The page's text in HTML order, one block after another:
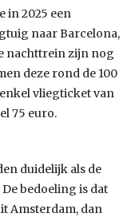
in 2025 een
naar Barcelona,
nachttrein zijn nog
deze rond de 100
vliegticket van
75 euro.
duidelijk als de
bedoeling is dat
Amsterdam, dan